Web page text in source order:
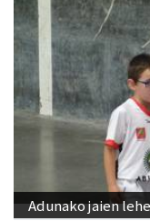
Adunako jaien